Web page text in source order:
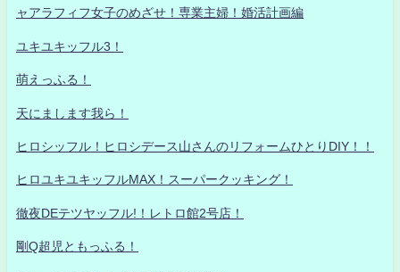
ャアラフィフ女子のめざせ！専業主婦！婚活計画編
ユキユキッフル3！
萌えっふる！
天にまします我ら！
ヒロシッフル！ヒロシデース山さんのリフォームひとりDIY！！
ヒロユキユキッフルMAX！スーパークッキング！
徹夜DEテツヤッフル!！レトロ館2号店！
剛Q超児ともっふる！